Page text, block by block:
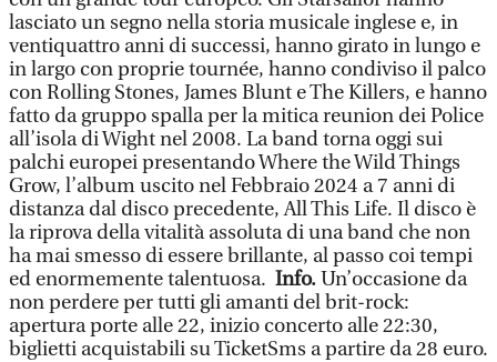
lasciato un segno nella storia musicale inglese e, in
ventiquattro anni di successi, hanno girato in lungo e
in largo con proprie tournée, hanno condiviso il palco
con Rolling Stones, James Blunt e The Killers, e hanno
fatto da gruppo spalla per la mitica reunion dei Police
all’isola di Wight nel 2008. La band torna oggi sui
palchi europei presentando Where the Wild Things
Grow, l’album uscito nel Febbraio 2024 a 7 anni di
distanza dal disco precedente, All This Life. Il disco è
la riprova della vitalità assoluta di una band che non
ha mai smesso di essere brillante, al passo coi tempi
ed enormemente talentuosa. Info.Un’occasione da
non perdere per tutti gli amanti del brit-rock:
apertura porte alle 22, inizio concerto alle 22:30,
biglietti acquistabili su TicketSms a partire da 28 euro.